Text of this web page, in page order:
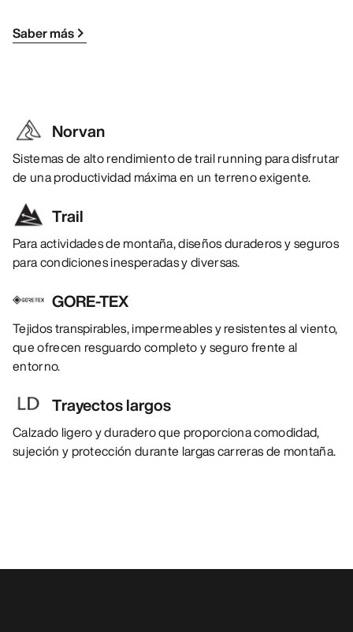
Saber más
Norvan
Sistemas de alto rendimiento de trail running para disfrutar
de una productividad máxima en un terreno exigente.
Trail
Para actividades de montaña, diseños duraderos y seguros
para condiciones inesperadas y diversas.
GORE-TEX
Tejidos transpirables, impermeables y resistentes al viento,
que ofrecen resguardo completo y seguro frente al
entorno.
Trayectos largos
Calzado ligero y duradero que proporciona comodidad,
sujeción y protección durante largas carreras de montaña.